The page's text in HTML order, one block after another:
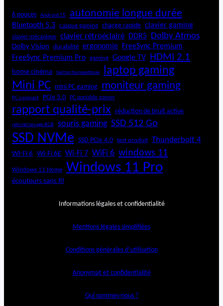
6 pouces Android 15 autonomie longue durée
Bluetooth 5.3 casque gaming charge rapide clavier gaming
clavier mécanique clavier rétroéclairé DDR5 Dolby Atmos
Dolby Vision durabilité ergonomie
FreeSync Premium
FreeSync Premium Pro
gaming Google TV HDMI 2.1
home cinéma laptop bureautique laptop gaming
Mini PC mini PC gaming moniteur gaming
PC compact PCIe 5.0 PC portable gamer
rapport qualité-prix réduction de bruit active
rétroéclairage RGB souris gaming SSD 512 Go
SSD NVMe SSD PCIe 4.0 test produit Thunderbolt 4
Wi-Fi 6 Wi-Fi 6E Wi-Fi 7 WiFi 6 windows 11
Windows 11 Home Windows 11 Pro
écouteurs sans fil
Informations légales et confidentialité
Mentions légales simplifiées
Conditions générales d’utilisation
Anonymat et confidentialité
Qui sommes-nous ?